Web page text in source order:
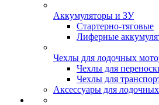
Аккумуляторы и ЗУ
Стартерно-тяговые
Лиферные
Чехлы для лодочных
Чехлы для
Чехлы для
Аксессуары для